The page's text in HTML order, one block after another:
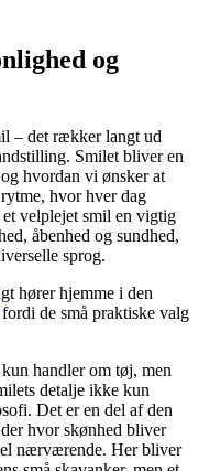
og
– det rækker langt ud
Smilet bliver en
hvordan vi ønsker at
hvor hver dag
velplejet smil en vigtig
åbenhed og sundhed,
sprog.
hører hjemme i den
fordi de små praktiske valg
handler om tøj, men
detalje ikke kun
Det er en del af den
hvor skønhed bliver
nærværende. Her bliver